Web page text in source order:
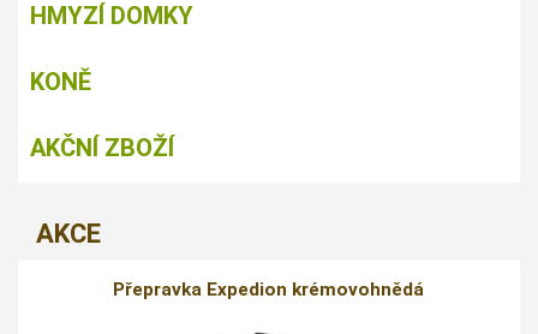
HMYZÍ DOMKY
KONĚ
AKČNÍ ZBOŽÍ
AKCE
Přepravka Expedion krémovohnědá